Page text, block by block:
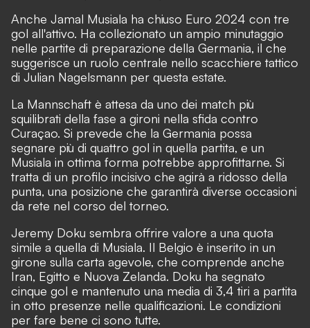
Anche Jamal Musiala ha chiuso Euro 2024 con tre
gol all'attivo. Ha collezionato un ampio minutaggio
nelle partite di preparazione della Germania, il che
suggerisce un ruolo centrale nello scacchiere tattico
di Julian Nagelsmann per questa estate.
La Mannschaft è attesa da uno dei match più
squilibrati della fase a gironi nella sfida contro
Curaçao. Si prevede che la Germania possa
segnare più di quattro gol in quella partita, e un
Musiala in ottima forma potrebbe approfittarne. Si
tratta di un profilo incisivo che agirà a ridosso della
punta, una posizione che garantirà diverse occasioni
da rete nel corso del torneo.
Jeremy Doku sembra offrire valore a una quota
simile a quella di Musiala. Il Belgio è inserito in un
girone sulla carta agevole, che comprende anche
Iran, Egitto e Nuova Zelanda. Doku ha segnato
cinque gol e mantenuto una media di 3,4 tiri a partita
in otto presenze nelle qualificazioni. Le condizioni
per fare bene ci sono tutte.